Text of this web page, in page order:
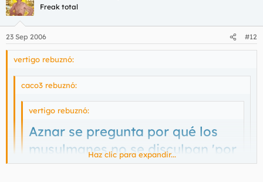
Freak total
23 Sep 2006 #12
vertigo rebuznó:
caco3 rebuznó:
vertigo rebuznó:
Aznar se pregunta por qué los
musulmanes no se disculpan 'por
haber ocupado España ocho
Haz clic para expandir...